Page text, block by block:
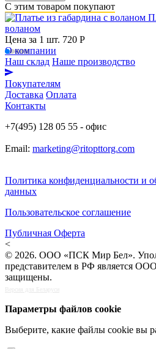
С этим товаром покупают
воланом
Цена за 1 шт. 720 Р
О компании
Наш склад Наше производство
Покупателям
Доставка Оплата
Контакты
+7(495) 128 05 55 - офис
Email: marketing@ritopttorg.com
Политика конфиденциальности и
данных
Пользовательское соглашение
Публичная Оферта
<
© 2026. ООО «ПСК Мир Бел».
представителем в РФ является
защищены.
Параметры файлов cookie
Выберите, какие файлы cookie вы